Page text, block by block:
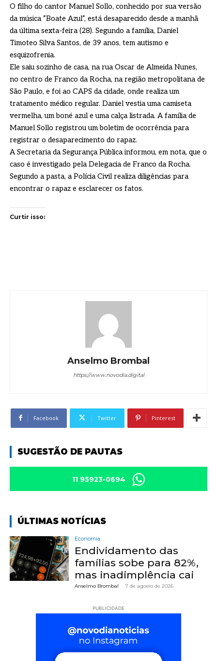
O filho do cantor Manuel Sollo, conhecido por sua versão
da música “Boate Azul“, está desaparecido desde a manhã
da última sexta-feira (28). Segundo a família, Daniel
Timoteo Silva Santos, de 39 anos, tem autismo e
esquizofrenia.
Ele saiu sozinho de casa, na rua Oscar de Almeida Nunes,
no centro de Franco da Rocha, na região metropolitana de
São Paulo, e foi ao CAPS da cidade, onde realiza um
tratamento médico regular. Daniel vestia uma camiseta
vermelha, um boné azul e uma calça listrada. A família de
Manuel Sollo registrou um boletim de ocorrência para
registrar o desaparecimento do rapaz.
A Secretaria da Segurança Pública informou, em nota, que o
caso é investigado pela Delegacia de Franco da Rocha.
Segundo a pasta, a Polícia Civil realiza diligências para
encontrar o rapaz e esclarecer os fatos.
Curtir isso:
Anselmo Brombal
https://www.novodia.digital
Facebook Twitter Pinterest
SUGESTÃO DE PAUTAS
11 95923-0694
ÚLTIMAS NOTÍCIAS
Economia
Endividamento das
famílias sobe para 82%,
mas inadimplência cai
Anselmo Brombal - 7 de agosto de 2026
PUBLICIDADE